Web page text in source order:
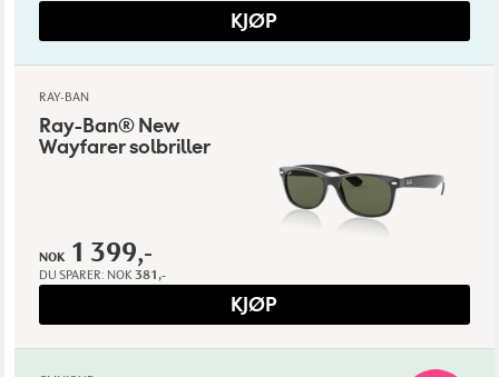
KJØP
RAY-BAN
Ray-Ban® New
Wayfarer solbriller
NOK 1 399,-
DU SPARER: NOK 381,-
KJØP